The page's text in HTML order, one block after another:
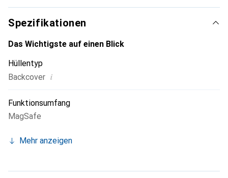
Produkte anerkannt und eine zuverlässige Wahl für eine
anspruchsvolle Kundschaft.
Spezifikationen
Das Wichtigste auf einen Blick
Hüllentyp
Backcover i
Funktionsumfang
MagSafe
Mehr anzeigen